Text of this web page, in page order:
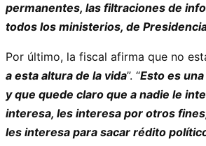
permanentes, las filtraciones de
todos los ministerios, de
Por último, la fiscal afirma que no
a esta altura de la vida”. “Esto es
y que quede claro que a nadie le
interesa, les interesa por otros
les interesa para sacar rédito